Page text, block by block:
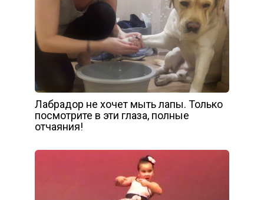
Лабрадор не хочет мыть лапы. Только
посмотрите в эти глаза, полные
отчаяния!